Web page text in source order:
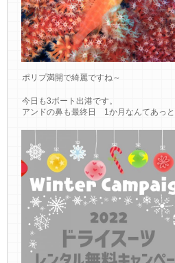
ポリプ満開で綺麗ですね～
今日も3ボート出港です。
アンドの鼻も最終日 1か月なんてあっ